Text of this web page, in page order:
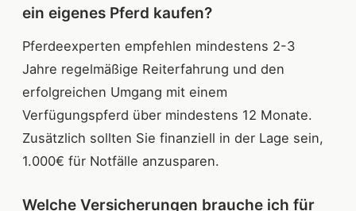
ein eigenes Pferd kaufen?
Pferdeexperten empfehlen mindestens 2-3
Jahre regelmäßige Reiterfahrung und den
erfolgreichen Umgang mit einem
Verfügungspferd über mindestens 12 Monate.
Zusätzlich sollten Sie finanziell in der Lage sein,
1.000€ für Notfälle anzusparen.
Welche Versicherungen brauche ich für